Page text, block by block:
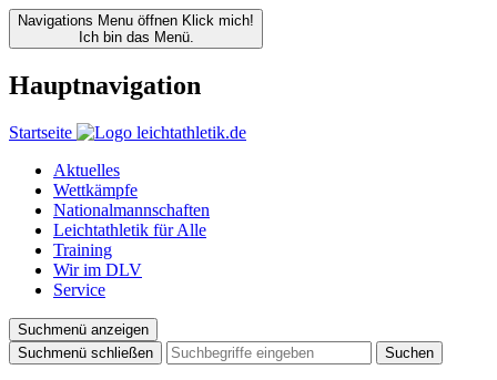
Navigations Menu öffnen Klick mich!
Ich bin das Menü.
Hauptnavigation
Startseite
Aktuelles
Wettkämpfe
Nationalmannschaften
Leichtathletik für Alle
Training
Wir im DLV
Service
Suchmenü anzeigen
Suchmenü schließen
Suchen